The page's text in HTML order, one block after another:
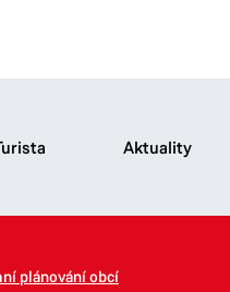
Aktuality
plánování obcí